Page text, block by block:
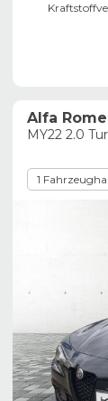
Alfa
MY22 2.0
1